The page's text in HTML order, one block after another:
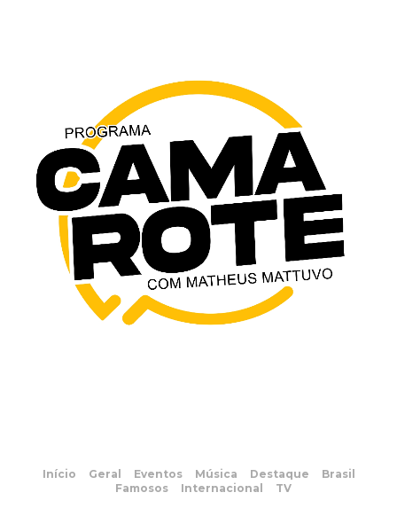
Início Geral Eventos Música Destaque
Brasil
Famosos
Internacional TV